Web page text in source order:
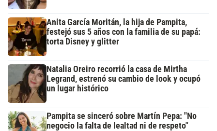
Anita García Moritán, la hija de Pampita,
festejó sus 5 años con la familia de su papá:
torta Disney y glitter
Natalia Oreiro recorrió la casa de Mirtha
Legrand, estrenó su cambio de look y ocupó
un lugar histórico
Pampita se sinceró sobre Martín Pepa: "No
negocio la falta de lealtad ni de respeto"